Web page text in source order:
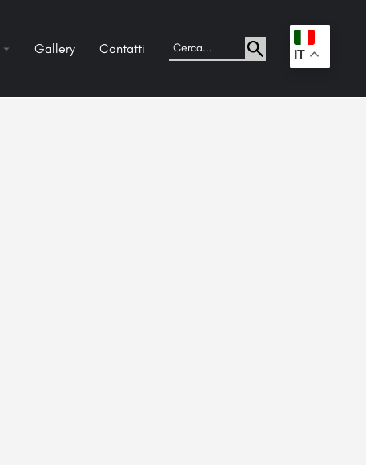
Gallery Contatti . IT